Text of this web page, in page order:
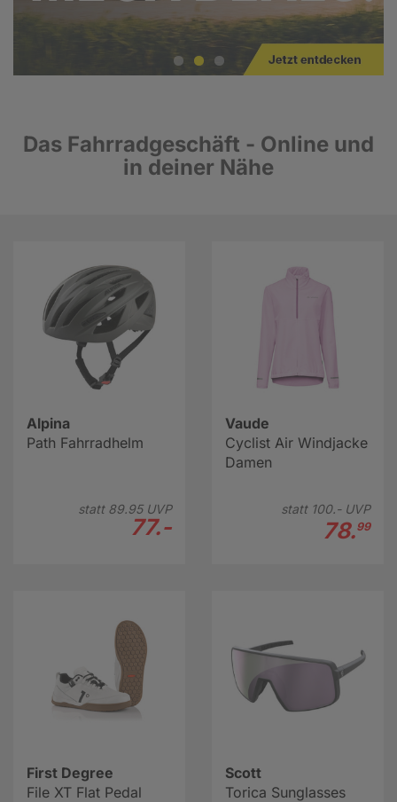
Das Fahrradgeschäft - Online und
in deiner Nähe
Alpina
Path Fahrradhelm
statt 89.95UVP
77.-
Vaude
Cyclist Air Windjacke
Damen
statt 100.-UVP
78.99
First Degree
File XT Flat Pedal
Scott
Torica Sunglasses